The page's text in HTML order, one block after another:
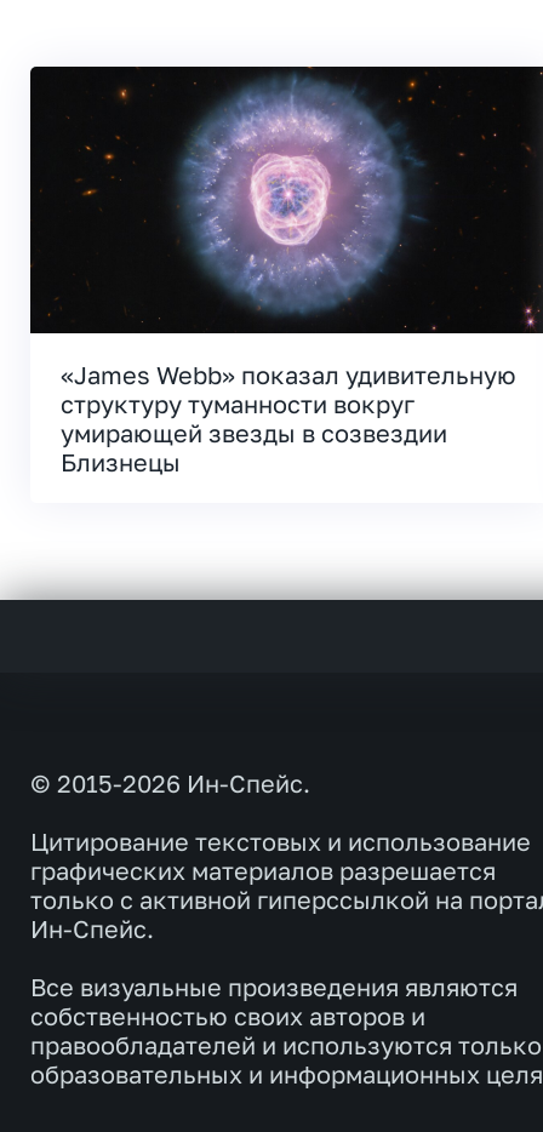
«James Webb» показал удивительную
структуру туманности вокруг
умирающей звезды в созвездии
Близнецы
© 2015-2026 Ин-Спейс.
Цитирование текстовых и использование
графических материалов разрешается
только с активной гиперссылкой на
Ин-Спейс.
Все визуальные произведения являются
собственностью своих авторов и
правообладателей и используются
образовательных и информационных